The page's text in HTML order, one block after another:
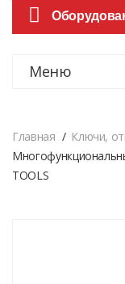
Меню
Главная
Ключи,
TOOLS